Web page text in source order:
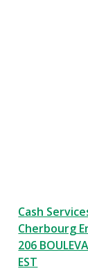
Cash
Cherbourg
206
EST